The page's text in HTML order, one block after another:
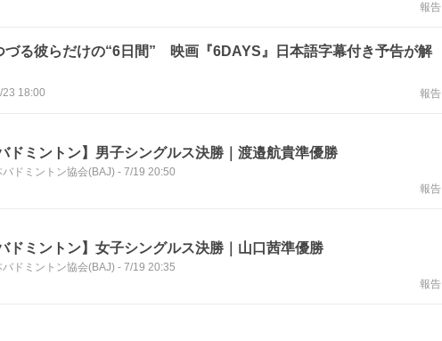
報告
づる彼らだけの“6日間” 映画『6DAYS』日本語字幕付き予告が解
23 18:00 報告
バドミントン】男子シングルス決勝｜渡邉航貴準優勝
バドミントン協会(BAJ) - 7/19 20:50
報告
バドミントン】女子シングルス決勝｜山口茜準優勝
バドミントン協会(BAJ) - 7/19 20:35
報告